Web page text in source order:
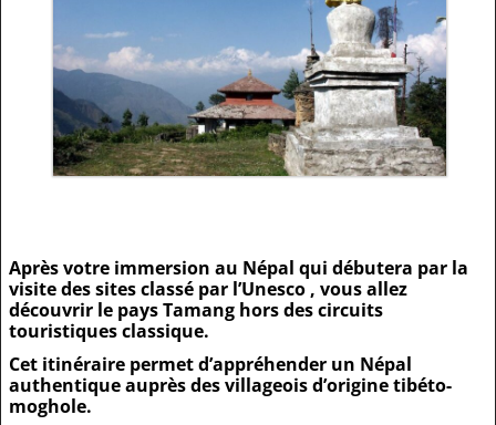
Après votre immersion au Népal qui débutera par la
visite des sites classé par l’Unesco , vous allez
découvrir le pays Tamang hors des circuits
touristiques classique.
Cet itinéraire permet d’appréhender un Népal
authentique auprès des villageois d’origine tibéto-
moghole.